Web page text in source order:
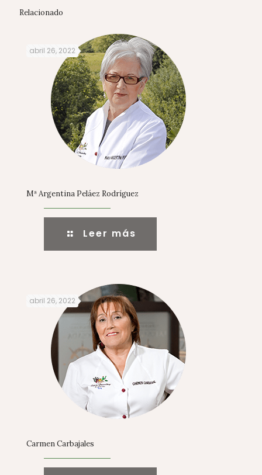
Relacionado
abril 26, 2022
Mª Argentina Peláez Rodríguez
Leer más
abril 26, 2022
Carmen Carbajales